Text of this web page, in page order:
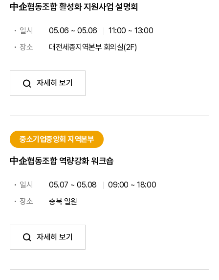
中企협동조합 활성화 지원사업 설명회
일시 05.06 ~ 05.06
11:00 ~ 13:00
장소
대전세종지역본부 회의실(2F)
자세히 보기
중소기업중앙회 지역본부
中企협동조합 역량강화 워크숍
일시 05.07 ~ 05.08
09:00 ~ 18:00
장소
충북 일원
자세히 보기